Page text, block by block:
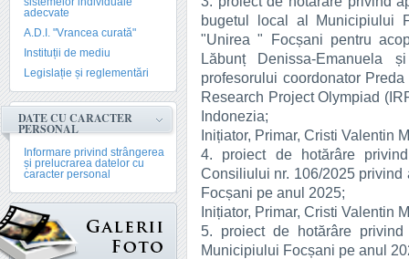
adecvate
A.D.I. "Vrancea curată"
Instituții de mediu
Legislație și reglementări
DATE CU CARACTER
PERSONAL
Informare privind strângerea
și prelucrarea datelor cu
caracter personal
bugetul local al Municipiului
"Unirea " Focșani pentru
Lăbunț Denissa-Emanuela
profesorului coordonator
Research Project Olympiad
Indonezia;
Inițiator, Primar, Cristi Valentin
4. proiect de hotărâre
Consiliului nr. 106/2025
Focșani pe anul 2025;
Inițiator, Primar, Cristi Valentin
5. proiect de hotărâre
Municipiului Focșani pe anul